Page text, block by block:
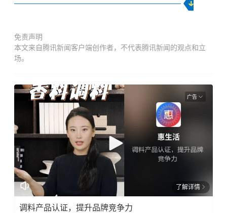
免责声明
本文来自腾讯新闻客户端创作者，不代表腾讯新闻的观点和立
场。
广告
了解详情
调料产品认证，提升品牌竞争力